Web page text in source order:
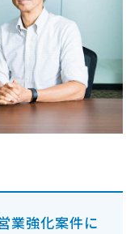
業強化案件に